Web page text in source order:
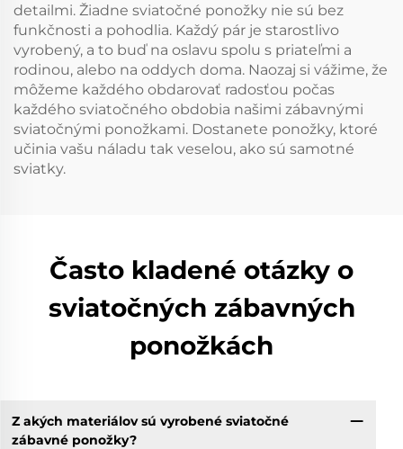
detailmi. Žiadne sviatočné ponožky nie sú bez
funkčnosti a pohodlia. Každý pár je starostlivo
vyrobený, a to buď na oslavu spolu s priateľmi a
rodinou, alebo na oddych doma. Naozaj si vážime, že
môžeme každého obdarovať radosťou počas
každého sviatočného obdobia našimi zábavnými
sviatočnými ponožkami. Dostanete ponožky, ktoré
učinia vašu náladu tak veselou, ako sú samotné
sviatky.
Často kladené otázky o
sviatočných zábavných
ponožkách
Z akých materiálov sú vyrobené sviatočné
zábavné ponožky?